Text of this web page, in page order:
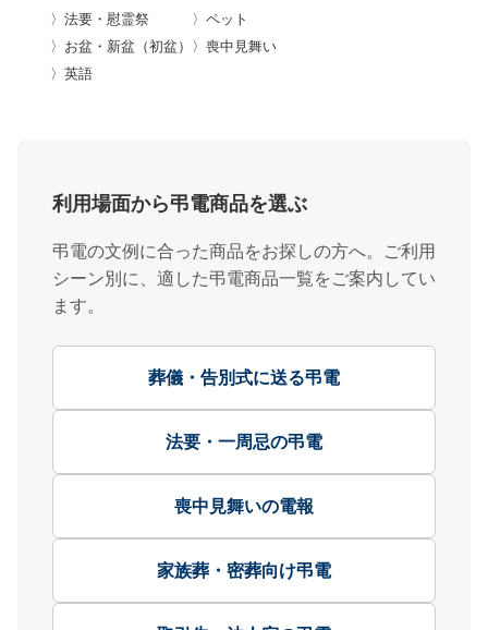
〉法要・慰霊祭
〉ペット
〉お盆・新盆（初盆）
〉喪中見舞い
〉英語
利用場面から弔電商品を選ぶ
弔電の文例に合った商品をお探しの方へ。ご利用
シーン別に、適した弔電商品一覧をご案内してい
ます。
葬儀・告別式に送る弔電
法要・一周忌の弔電
喪中見舞いの電報
家族葬・密葬向け弔電